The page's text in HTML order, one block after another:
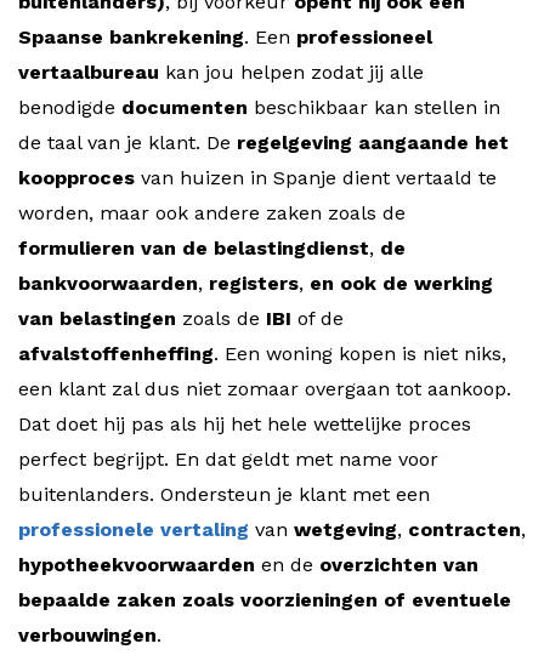
Spaanse bankrekening. Een professioneel
vertaalbureau kan jou helpen zodat jij alle
benodigde documenten beschikbaar kan stellen in
de taal van je klant. De regelgeving aangaande het
koopproces van huizen in Spanje dient vertaald te
worden, maar ook andere zaken zoals de
formulieren van de belastingdienst, de
bankvoorwaarden, registers, en ook de werking
van belastingen zoals de IBI of de
afvalstoffenheffing. Een woning kopen is niet niks,
een klant zal dus niet zomaar overgaan tot aankoop.
Dat doet hij pas als hij het hele wettelijke proces
perfect begrijpt. En dat geldt met name voor
buitenlanders. Ondersteun je klant met een
professionele vertaling van wetgeving, contracten,
hypotheekvoorwaarden en de overzichten van
bepaalde zaken zoals voorzieningen of eventuele
verbouwingen.